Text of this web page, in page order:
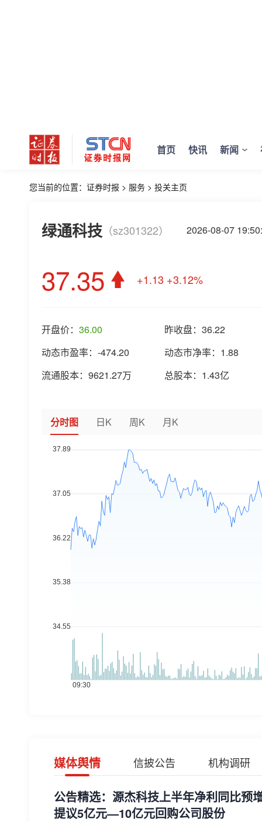
首页 快讯 新闻
您当前的位置： 证券时报 > 服务 > 投关主页
绿通科技 （sz301322） 2026-08-07
37.35 +1.13 +3.12%
开盘价： 36.00 昨收盘： 36.22
动态市盈率： -474.20 动态市净率： 1.88
流通股本： 9621.27万 总股本： 1.43亿
分时图 日K 周K 月K
媒体舆情 信披公告 机构调研
公告精选：源杰科技上半年净利同比预
提议5亿元—10亿元回购公司股份